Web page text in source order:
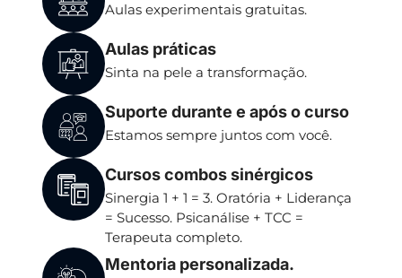
Aulas experimentais gratuitas.
Aulas práticas
Sinta na pele a transformação.
Suporte durante e após o curso
Estamos sempre juntos com você.
Cursos combos sinérgicos
Sinergia 1 + 1 = 3. Oratória + Liderança
= Sucesso. Psicanálise + TCC =
Terapeuta completo.
Mentoria personalizada.